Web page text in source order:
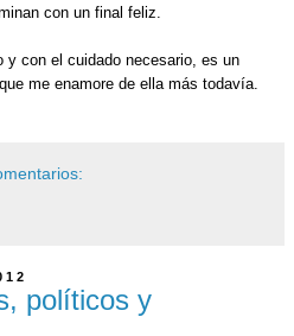
con un final feliz.
y con el cuidado necesario, es un
me enamore de ella más todavía.
políticos y